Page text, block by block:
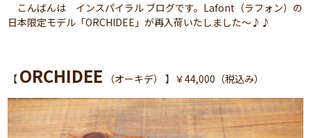
こんばんは インスパイラル ブログです。Lafont（ラフォン）の
日本限定モデル「ORCHIDEE」が再入荷いたしました～♪♪
【 ORCHIDEE （オーキデ） 】￥44,000（税込み）